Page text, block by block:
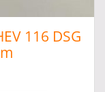
116 DSG